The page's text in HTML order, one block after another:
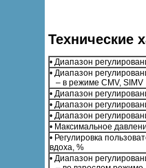
Технические
• Диапазон
• Диапазон
– в режиме CMV, SIMV
• Диапазон
• Диапазон
• Диапазон
• Максимальное
• Регулировка
вдоха, %
• Диапазон